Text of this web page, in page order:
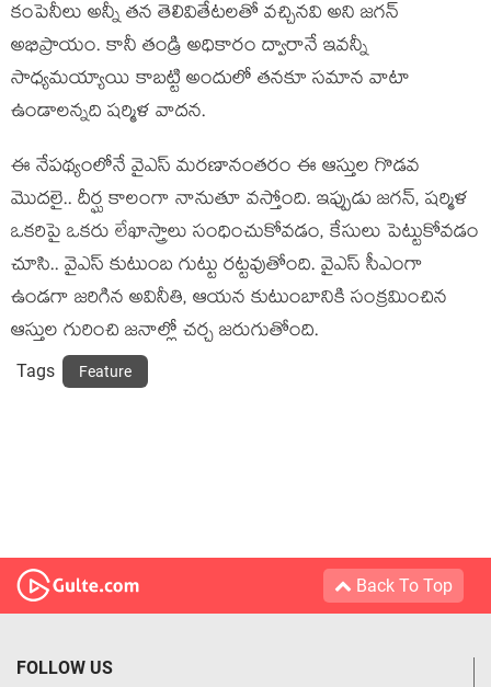
కంపెనీలు అన్నీ తన తెలివితేటలతో వచ్చినవి అని జగన్
అభిప్రాయం. కానీ తండ్రి అధికారం ద్వారానే ఇవన్నీ
సాధ్యమయ్యాయి కాబట్టి అందులో తనకూ సమాన వాటా
ఉండాలన్నది షర్మిళ వాదన.
ఈ నేపథ్యంలోనే వైఎస్ మరణానంతరం ఈ ఆస్తుల గొడవ
మొదలై.. దీర్ఘ కాలంగా నానుతూ వస్తోంది. ఇప్పుడు జగన్, షర్మిళ
ఒకరిపై ఒకరు లేఖాస్త్రాలు సంధించుకోవడం, కేసులు పెట్టుకోవడం
చూసి.. వైఎస్ కుటుంబ గుట్టు రట్టవుతోంది. వైఎస్ సీఎంగా
ఉండగా జరిగిన అవినీతి, ఆయన కుటుంబానికి సంక్రమించిన
ఆస్తుల గురించి జనాల్లో చర్చ జరుగుతోంది.
Tags Feature
Back To Top
FOLLOW US